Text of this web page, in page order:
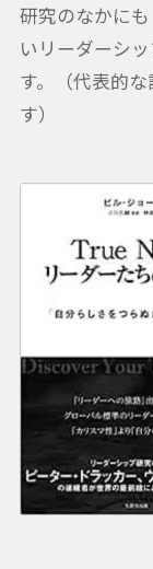
研究のなかに
いリーダーシ
す。（代表的
す）